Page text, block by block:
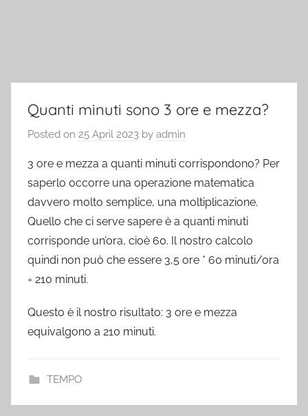
Quanti minuti sono 3 ore e mezza?
Posted on 25 April 2023 by admin
3 ore e mezza a quanti minuti corrispondono? Per
saperlo occorre una operazione matematica
davvero molto semplice, una moltiplicazione.
Quello che ci serve sapere è a quanti minuti
corrisponde un’ora, cioè 60. Il nostro calcolo
quindi non può che essere 3,5 ore * 60 minuti/ora
= 210 minuti.
Questo è il nostro risultato: 3 ore e mezza
equivalgono a 210 minuti.
TEMPO